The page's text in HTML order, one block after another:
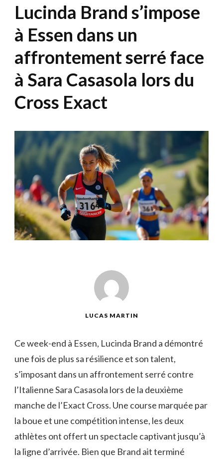
Lucinda Brand s’impose
à Essen dans un
affrontement serré face
à Sara Casasola lors du
Cross Exact
LUCAS MARTIN
Ce week-end à Essen, Lucinda Brand a démontré
une fois de plus sa résilience et son talent,
s’imposant dans un affrontement serré contre
l’Italienne Sara Casasola lors de la deuxième
manche de l’Exact Cross. Une course marquée par
la boue et une compétition intense, les deux
athlètes ont offert un spectacle captivant jusqu’à
la ligne d’arrivée. Bien que Brand ait terminé